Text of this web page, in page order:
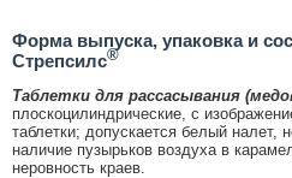
Форма выпуска, упаковка и
Стрепсилс®
Таблетки для рассасывания
плоскоцилиндрические, с
таблетки; допускается белый налет,
наличие пузырьков воздуха в
неровность краев.